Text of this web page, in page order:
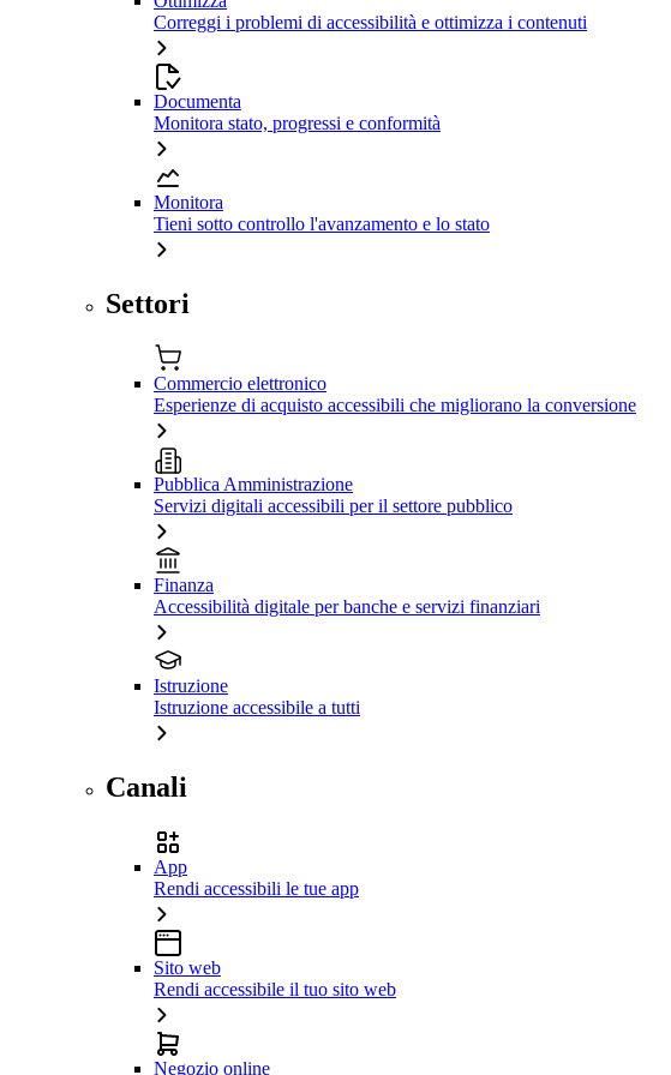
Correggi i problemi di accessibilità e ottimizza i contenuti
Documenta
Monitora stato, progressi e conformità
Monitora
Tieni sotto controllo l'avanzamento e lo stato
Settori
Commercio elettronico
Esperienze di acquisto accessibili che migliorano la conversione
Pubblica Amministrazione
Servizi digitali accessibili per il settore pubblico
Finanza
Accessibilità digitale per banche e servizi finanziari
Istruzione
Istruzione accessibile a tutti
Canali
App
Rendi accessibili le tue app
Sito web
Rendi accessibile il tuo sito web
Negozio online